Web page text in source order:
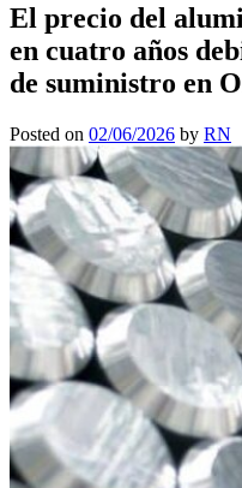
El precio del
en cuatro años
de suministro en
Posted on 02/06/2026 by RN